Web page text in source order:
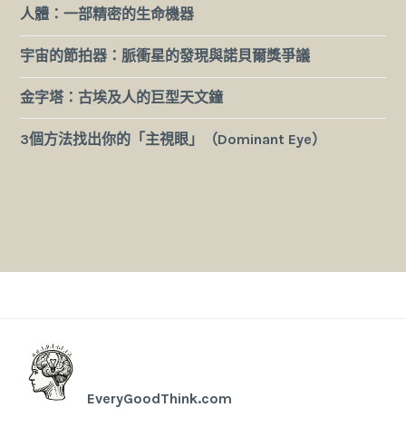
人體：一部精密的生命機器
宇宙的節拍器：脈衝星的發現與諾貝爾獎爭議
金字塔：古埃及人的巨型天文鐘
3個方法找出你的「主視眼」（Dominant Eye）
EveryGoodThink.com